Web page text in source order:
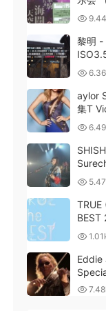
黎明 -
aylor
集T
4.08G
Koi
TRUE
[Hi-
Eddie
ray《